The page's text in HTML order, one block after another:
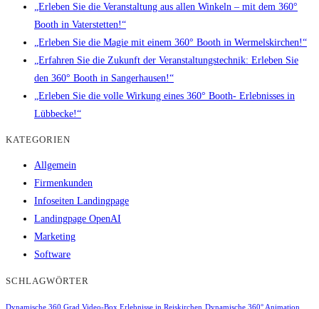
„Erleben Sie die Veranstaltung aus allen Winkeln – mit dem 360°
Booth in Vaterstetten!“
„Erleben Sie die Magie mit einem 360° Booth in Wermelskirchen!“
„Erfahren Sie die Zukunft der Veranstaltungstechnik: Erleben Sie
den 360° Booth in Sangerhausen!“
„Erleben Sie die volle Wirkung eines 360° Booth- Erlebnisses in
Lübbecke!“
KATEGORIEN
Allgemein
Firmenkunden
Infoseiten Landingpage
Landingpage OpenAI
Marketing
Software
SCHLAGWÖRTER
Dynamische 360 Grad Video-Box Erlebnisse in Reiskirchen Dynamische 360° Animation